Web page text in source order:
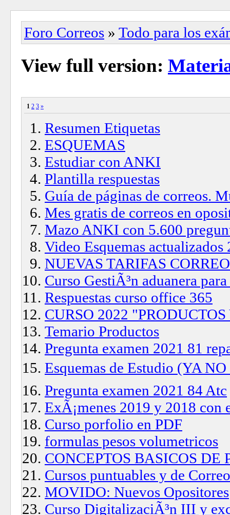
Foro Correos » Todo para los
View full version:
1 2 3 »
Resumen Etiquetas
ESQUEMAS
Estudiar con ANKI
Plantilla respuestas
Guía de páginas de correos.
Mes gratis de correos en
Mazo ANKI con 5.600
Video Esquemas actualizados
NUEVAS TARIFAS
Curso GestiÃ³n aduanera
Respuestas curso office 365
CURSO 2022
Temario Productos
Pregunta examen 2021 81
Esquemas de Estudio (YA
Pregunta examen 2021 84 Atc
ExÃ¡menes 2019 y 2018 con
Curso porfolio en PDF
formulas pesos volumetricos
CONCEPTOS BASICOS
Cursos puntuables y de
MOVIDO: Nuevos Opositores
Curso DigitalizaciÃ³n III y